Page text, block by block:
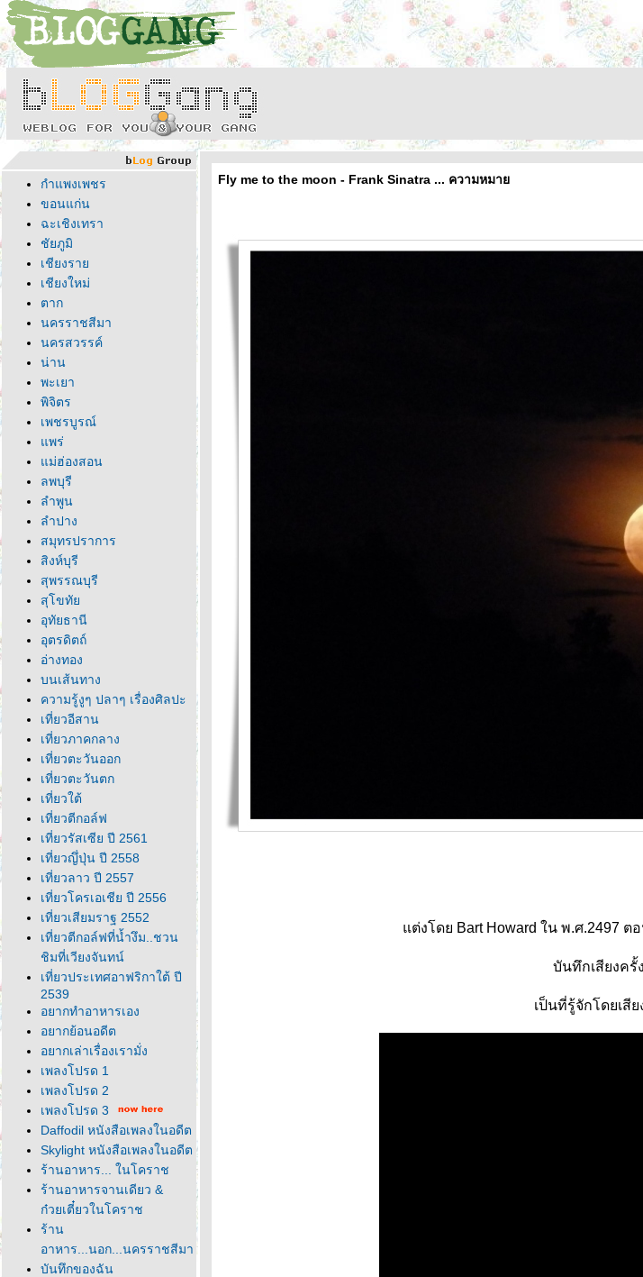
กำแพงเพชร
ขอนแก่น
ฉะเชิงเทรา
ชัยภูมิ
เชียงรา
เชียงใหม่
ตาก
นครราชสีมา
นครสวรรค์
น่าน
พะเยา
พิจิตร
เพชรบูรณ์
พร่
ม่ฮ่องสอน
ลพบุรี
ลำพูน
ลำปาง
สมุทรปราการ
สิงห์บุรี
สุพรรณบุรี
สุโขทั
อุทัยธานี
อุตรดิตถ์
อ่างทอง
บนเส้นทาง
ความรู้งูๆ ปลาๆ เรื่องศิลปะ
เที่ยวอีสาน
เที่ยวภาคกลาง
เที่ยวตะวันออก
เที่ยวตะวันตก
เที่ยวใต้
เที่ยวตีกอล์ฟ
เที่ยวรัสเซีย ปี 2561
เที่ยวญึ่ปุ่น ปี 2558
เที่ยวลาว ปี 2557
เที่ยวโครเอเชีย ปี 2556
เที่ยวเสียมราฐ 2552
เที่ยวตีกอล์ฟที่น้ำงึม..ชวน
ชิมที่เวียงจันทน์
เที่ยวประเทศอาฟริกาใต้ ปี
2539
อยากทำอาหารเอง
อยากย้อนอดีต
อยากเล่าเรื่องเรามั่ง
เพลงโปรด 1
เพลงโปรด 2
เพลงโปรด 3
Daffodil หนังสือเพลงในอดีต
Skylight หนังสือเพลงในอดีต
ร้านอาหาร... ในโคราช
ร้านอาหารจานเดียว &
ก๋วยเตี๋ยวในโคราช
ร้าน
อาหาร...นอก...นครราชสีมา
บันทึกของฉัน
Fly me to the moon - Frank Sinatra ... ความหมา
ต่งโดย Bart Howard ใน พ.ศ.2497 ต
บันทึกเสียงครั้
เป็นที่รู้จักโดยเสี